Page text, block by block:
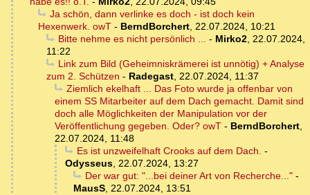
Ja schön, dann verlinke es doch - ist doch kein
Hexenwerk. owT - BerndBorchert, 22.07.2024, 10:21
Bitte nehme es nicht persönlich ... - Mirko2, 22.07.2024,
11:22
Link zum Bild (Geheimniskrämerei ist unnötig) + Analyse
zum 2. Schützen - Radegast, 22.07.2024, 11:37
Ziemlich ekelhaft ... Das Foto wurde ja offenbar von
einem SS Mitarbeiter auf dem Dach gemacht. Damit sind
doch alle Möglichkeiten der Manipulation vor der
Veröffentlichung gegeben. Oder? owT - BerndBorchert,
22.07.2024, 11:48
Es ist unzweifelhaft Crooks auf dem Dach. -
Odysseus, 22.07.2024, 13:27
Der war gut: "...bei deiner Art von Recherche..."-
MausS, 22.07.2024, 13:51